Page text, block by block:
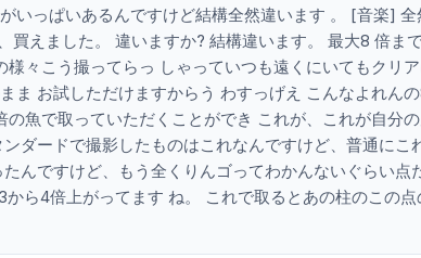
いっぱいあるんですけど結構全然違います 。 [音楽]
買えました。 違いますか? 結構違います。 最大8 倍ま
々こう撮ってらっ しゃっていつも遠くにいてもクリ
ま お試しただけますからう わすっげえ こんなよれん
魚で取っていただくことができ これが、これが自分
ダードで撮影したものはこれなんですけど、普通にこ
んですけど、もう全くりんゴってわかんないぐらい点
ら4倍上がってます ね。 これで取るとあの柱のこの